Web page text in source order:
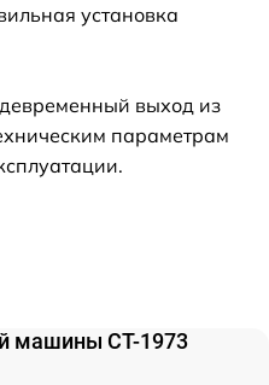
установка
выход из
параметрам
машины CT-1973